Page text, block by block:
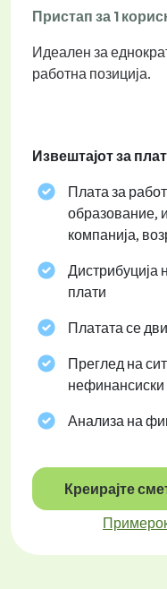
Пристап за 1
Идеален за
работна позиција.
Извештајот за
Плата за
образование,
компанија,
Дистрибуција
плати
Платата се
Преглед на
Анализа на
Креирајте